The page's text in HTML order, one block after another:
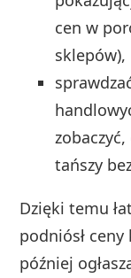
cen w
sklepów),
tańszy
Dzięki temu
podniósł
później